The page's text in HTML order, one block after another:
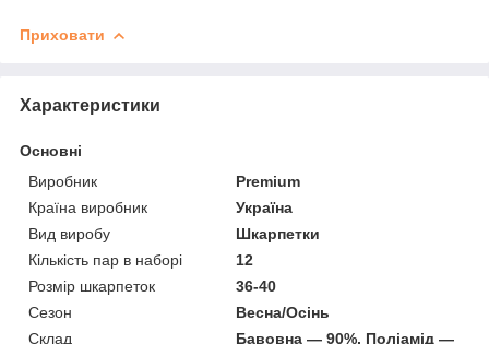
Приховати
Характеристики
Основні
Виробник
Premium
Країна виробник
Україна
Вид виробу
Шкарпетки
Кількість пар в наборі
12
Розмір шкарпеток
36-40
Сезон
Весна/Осінь
Склад
Бавовна — 90%, Поліамід —